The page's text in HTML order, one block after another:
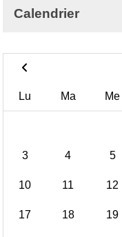
Calendrier
Lu Ma Me
3 4 5
10 11 12
17 18 19